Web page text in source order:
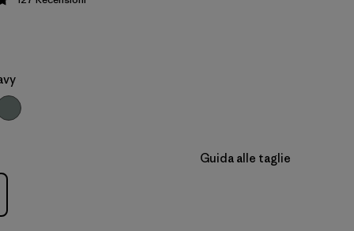
Guida alle taglie